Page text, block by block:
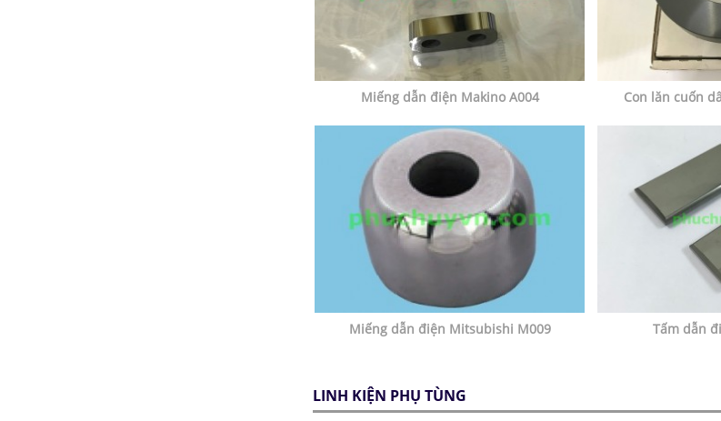
Miếng dẫn điện Makino A004 Con lăn cuốn
Miếng dẫn điện Mitsubishi M009 Tấm dẫn
LINH KIỆN PHỤ TÙNG